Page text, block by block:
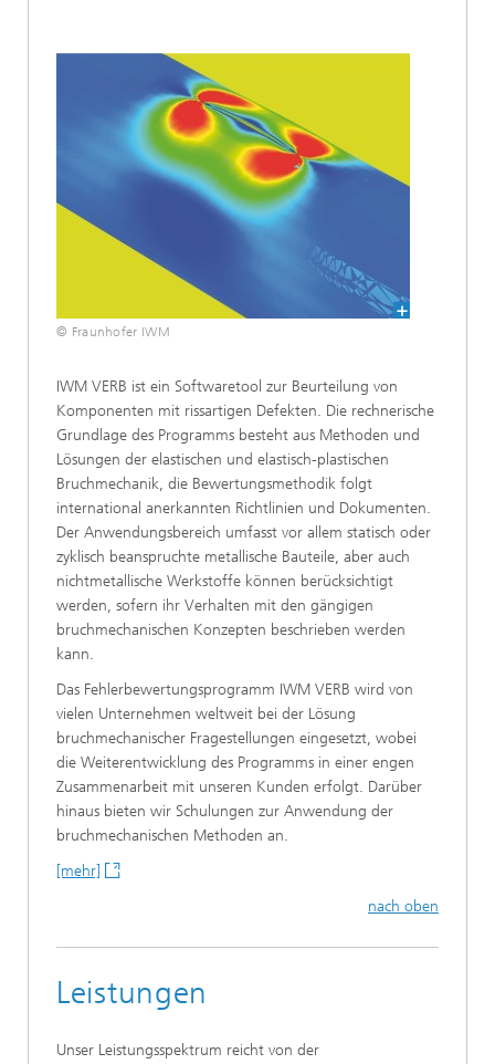
© Fraunhofer IWM
IWM VERB ist ein Softwaretool zur Beurteilung von
Komponenten mit rissartigen Defekten. Die rechnerische
Grundlage des Programms besteht aus Methoden und
Lösungen der elastischen und elastisch-plastischen
Bruchmechanik, die Bewertungsmethodik folgt
international anerkannten Richtlinien und Dokumenten.
Der Anwendungsbereich umfasst vor allem statisch oder
zyklisch beanspruchte metallische Bauteile, aber auch
nichtmetallische Werkstoffe können berücksichtigt
werden, sofern ihr Verhalten mit den gängigen
bruchmechanischen Konzepten beschrieben werden
kann.
Das Fehlerbewertungsprogramm IWM VERB wird von
vielen Unternehmen weltweit bei der Lösung
bruchmechanischer Fragestellungen eingesetzt, wobei
die Weiterentwicklung des Programms in einer engen
Zusammenarbeit mit unseren Kunden erfolgt. Darüber
hinaus bieten wir Schulungen zur Anwendung der
bruchmechanischen Methoden an.
[mehr]
nach oben
Leistungen
Unser Leistungsspektrum reicht von der